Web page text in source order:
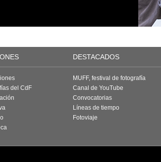
DESTACADOS
del CdF
MUFF, festival de fotografía
Canal de YouTube
Convocatorias
Líneas de tiempo
Fotoviaje